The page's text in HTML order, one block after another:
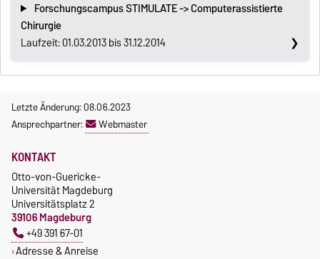
Forschungscampus STIMULATE -> Computerassistierte
Chirurgie
Laufzeit: 01.03.2013 bis 31.12.2014
Letzte Änderung: 08.06.2023
Ansprechpartner:
Webmaster
KONTAKT
Otto-von-Guericke-
Universität Magdeburg
Universitätsplatz 2
39106 Magdeburg
+49 391 67-01
Adresse & Anreise